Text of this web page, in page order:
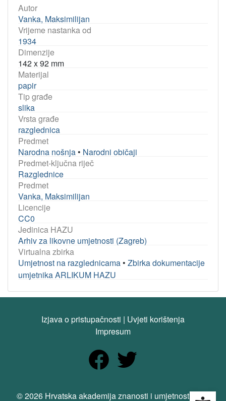
Autor
Vanka, Maksimilijan
Vrijeme nastanka od
1934
Dimenzije
142 x 92 mm
Materijal
papir
Tip građe
slika
Vrsta građe
razglednica
Predmet
Narodna nošnja • Narodni običaji
Predmet-ključna riječ
Razglednice
Predmet
Vanka, Maksimilijan
Licencije
CC0
Jedinica HAZU
Arhiv za likovne umjetnosti (Zagreb)
Virtualna zbirka
Umjetnost na razglednicama • Zbirka dokumentacije
umjetnika ARLIKUM HAZU
Izjava o pristupačnosti | Uvjeti korištenja
Impresum
© 2026 Hrvatska akademija znanosti i umjetnosti. Sva